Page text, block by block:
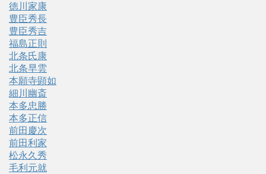
徳川家康
豊臣秀長
豊臣秀吉
福島正則
北条氏康
北条早雲
本願寺顕如
細川幽斎
本多忠勝
本多正信
前田慶次
前田利家
松永久秀
毛利元就